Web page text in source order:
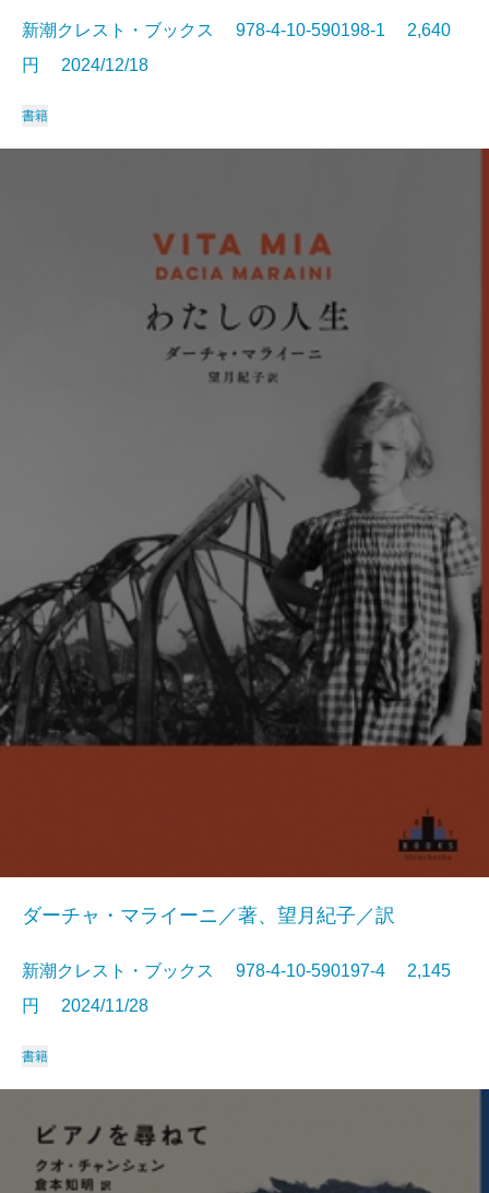
新潮クレスト・ブックス 978-4-10-590198-1 2,640
円 2024/12/18
書籍
ダーチャ・マライーニ／著、望月紀子／訳
新潮クレスト・ブックス 978-4-10-590197-4 2,145
円 2024/11/28
書籍